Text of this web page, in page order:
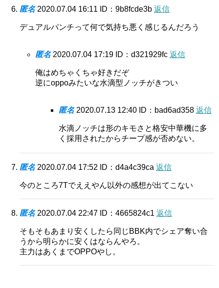
匿名 2020.07.04 16:11 ID：9b8fcde3b 返信
デュアルパンチって何で気持ち悪く感じるんだろう
匿名 2020.07.04 17:19 ID：d321929fc 返信
俺はめちゃくちゃ好きだぞ
逆にoppoみたいな水滴型ノッチがきつい
匿名 2020.07.13 12:40 ID：bad6ad358 返信
水滴ノッチは形のキモさと格安中華機に多
く採用されたからチープ感が否めない。
匿名 2020.07.04 17:52 ID：d4a4c39ca 返信
今のところ7Tでええやん以外の感想が出てこない
匿名 2020.07.04 22:47 ID：4665824c1 返信
そもそもあまり安くしたら同じBBK内でシェア奪い合
うから明らかに安くはならんやろ。
主力はあくまでOPPOやし。